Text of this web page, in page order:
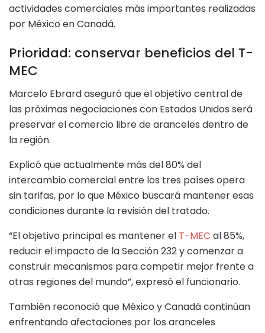
actividades comerciales más importantes realizadas
por México en Canadá.
Prioridad: conservar beneficios del T-
MEC
Marcelo Ebrard aseguró que el objetivo central de
las próximas negociaciones con Estados Unidos será
preservar el comercio libre de aranceles dentro de
la región.
Explicó que actualmente más del 80% del
intercambio comercial entre los tres países opera
sin tarifas, por lo que México buscará mantener esas
condiciones durante la revisión del tratado.
“El objetivo principal es mantener el T-MEC al 85%,
reducir el impacto de la Sección 232 y comenzar a
construir mecanismos para competir mejor frente a
otras regiones del mundo”, expresó el funcionario.
También reconoció que México y Canadá continúan
enfrentando afectaciones por los aranceles